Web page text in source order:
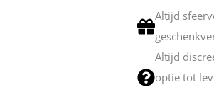
Altijd
Altijd
optie tot